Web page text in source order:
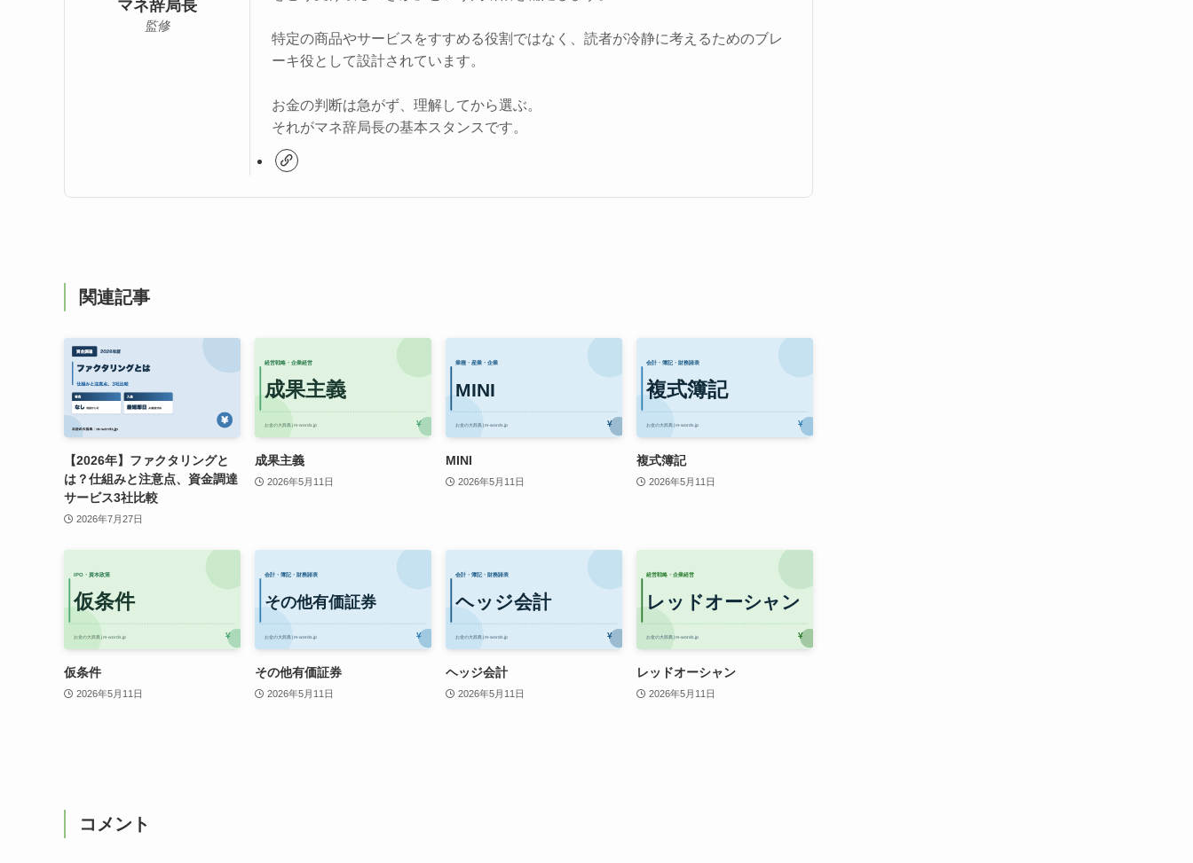
マネ辞局長
監修
特定の商品やサービスをすすめる役割ではなく、読者が冷静に考えるためのブレ
ーキ役として設計されています。
お金の判断は急がず、理解してから選ぶ。
それがマネ辞局長の基本スタンスです。
関連記事
【2026年】ファクタリングと
は？仕組みと注意点、資金調達
サービス3社比較
2026年7月27日
成果主義
2026年5月11日
MINI
2026年5月11日
複式簿記
2026年5月11日
仮条件
2026年5月11日
その他有価証券
2026年5月11日
ヘッジ会計
2026年5月11日
レッドオーシャン
2026年5月11日
コメント